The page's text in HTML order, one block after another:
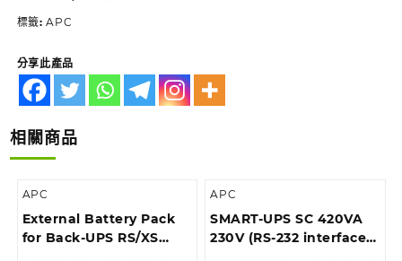
標籤:APC
分享此產品
相關商品
APC
External Battery Pack
for Back-UPS RS/XS
APC
SMART-UPS SC 420VA
230V (RS-232 interface),